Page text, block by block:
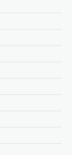
യുഡിഎഫ്